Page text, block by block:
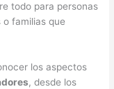
todo para personas
familias que
los aspectos
, desde los